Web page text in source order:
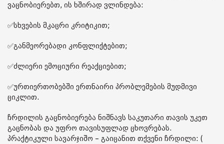
ვაცნობიერებთ, ის ხშირად ვლინდება:
✅სხვების მკაცრი კრიტიკით;
✅განმეორებადი კონფლიქტებით;
✅ძლიერი ემოციური რეაქციებით;
✅ურთიერთობებში ერთნაირი პრობლემების მუდმივი
ციკლით.
ჩრდილის გაცნობიერება ნიშნავს საკუთარი თავის უკეთ
გაცნობას და უფრო თავისუფლად ცხოვრებას.
პრაქტიკული სავარჯიშო – გაიცანით თქვენი ჩრდილი: (